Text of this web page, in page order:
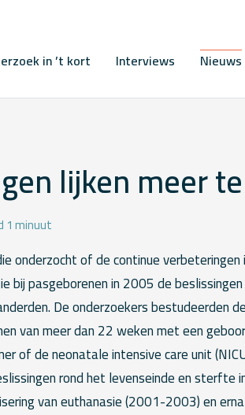
in ’t kort Interviews Nieuws
lijken meer
1 minuut
onderzocht of de continue
bij pasgeborenen in 2005 de
De onderzoekers bestudeerden
van meer dan 22 weken met een
of de neonatale intensive care unit
rond het levenseinde en sterfte
van euthanasie (2001-2003) en